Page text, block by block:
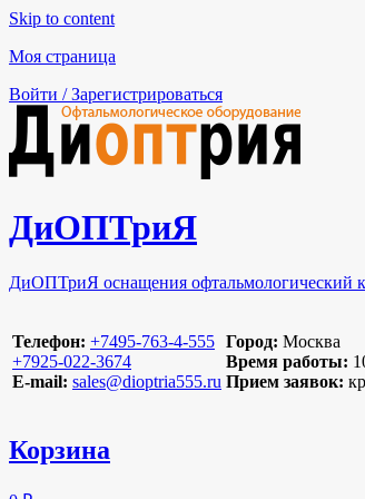
Skip to content
Моя страница
Войти / Зарегистрироваться
ДиОПТриЯ
ДиОПТриЯ оснащения офтальмологический
Телефон: ‪+7495-763-4-555‬
‪+7925-022-3674‬
E-mail: sales@dioptria555.ru
Город: Москва
Время работы:
Прием заявок:
Корзина